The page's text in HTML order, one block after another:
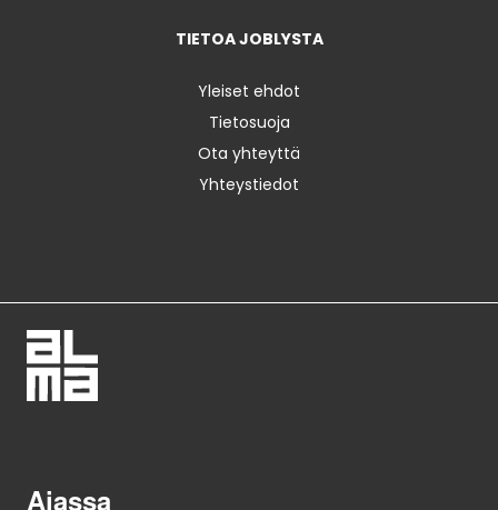
TIETOA JOBLYSTA
Yleiset ehdot
Tietosuoja
Ota yhteyttä
Yhteystiedot